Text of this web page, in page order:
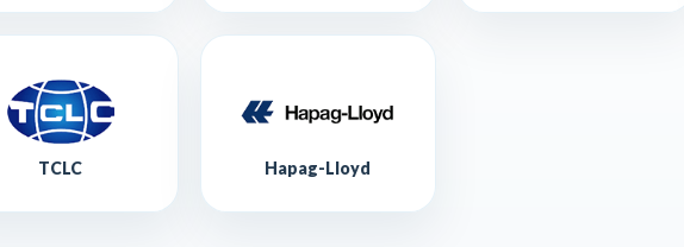
TCLC Hapag-Lloyd